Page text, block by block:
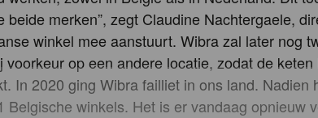
beide merken”, zegt Claudine Nachtergaele,
winkel mee aanstuurt. Wibra zal later nog
voorkeur op een andere locatie, zodat de
In 2020 ging Wibra failliet in ons land. Nadien
Belgische winkels. Het is er vandaag opnieuw